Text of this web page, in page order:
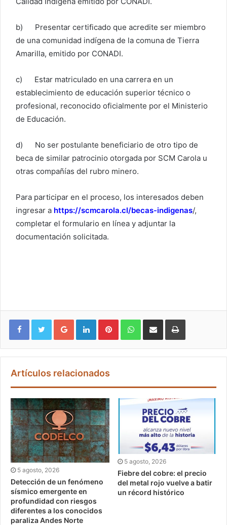
b) Presentar certificado que acredite ser miembro
de una comunidad indígena de la comuna de Tierra
Amarilla, emitido por CONADI.
c) Estar matriculado en una carrera en un
establecimiento de educación superior técnico o
profesional, reconocido oficialmente por el Ministerio
de Educación.
d) No ser postulante beneficiario de otro tipo de
beca de similar patrocinio otorgada por SCM Carola u
otras compañías del rubro minero.
Para participar en el proceso, los interesados deben
ingresar a https://scmcarola.cl/becas-indigenas/,
completar el formulario en línea y adjuntar la
documentación solicitada.
Google+ LinkedIn Pinterest WhatsApp
Artículos relacionados
5 agosto, 2026
Detección de un fenómeno
sísmico emergente en
profundidad con riesgos
diferentes a los conocidos
paraliza Andes Norte
5 agosto, 2026
Fiebre del cobre: el precio
del metal rojo vuelve a batir
un récord histórico